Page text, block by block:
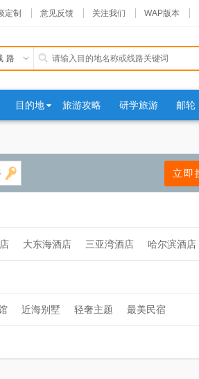
定制 意见反馈 关注我们 WAP版本
路
目的地 旅游攻略 研学旅游 邮轮
大东海酒店 三亚湾酒店 哈尔滨酒店
近海别墅 轻奢主题 最美民宿